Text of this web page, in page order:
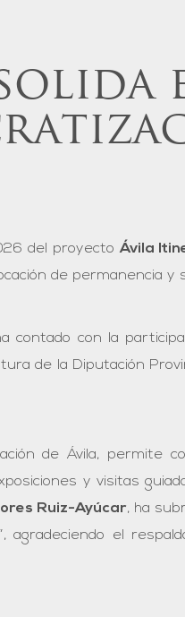
del proyectoÁvila
de permanencia y
con la
de la Diputación
de Ávila, permite
y visitas
Ruiz-Ayúcar, ha
el